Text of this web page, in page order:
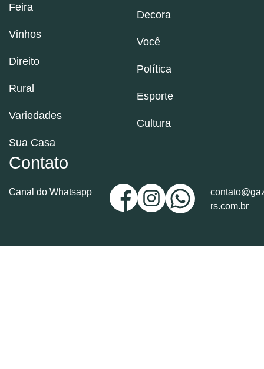
Feira
Vinhos
Direito
Rural
Variedades
Sua Casa
Decora
Você
Política
Esporte
Cultura
Contato
Canal do Whatsapp
rs.com.br